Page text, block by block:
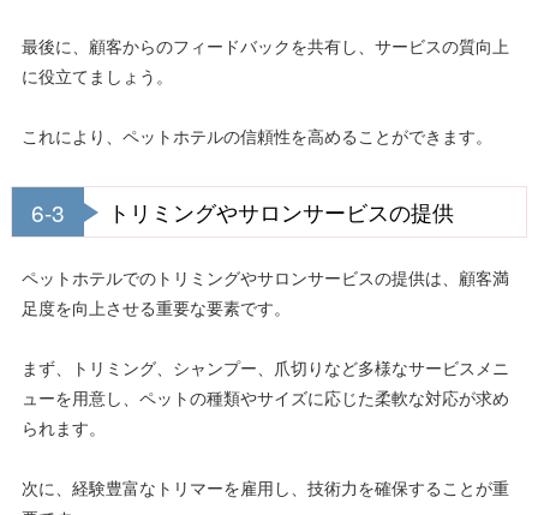
最後に、顧客からのフィードバックを共有し、サービスの質向上
に役立てましょう。
これにより、ペットホテルの信頼性を高めることができます。
6-3 トリミングやサロンサービスの提供
ペットホテルでのトリミングやサロンサービスの提供は、顧客満
足度を向上させる重要な要素です。
まず、トリミング、シャンプー、爪切りなど多様なサービスメニ
ューを用意し、ペットの種類やサイズに応じた柔軟な対応が求め
られます。
次に、経験豊富なトリマーを雇用し、技術力を確保することが重